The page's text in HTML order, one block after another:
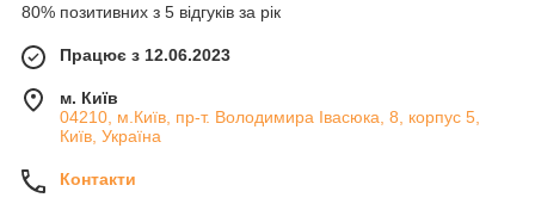
80% позитивних з 5 відгуків за рік
Працює з 12.06.2023
м. Київ
04210, м.Київ, пр-т. Володимира Івасюка, 8, корпус 5,
Київ, Україна
Контакти